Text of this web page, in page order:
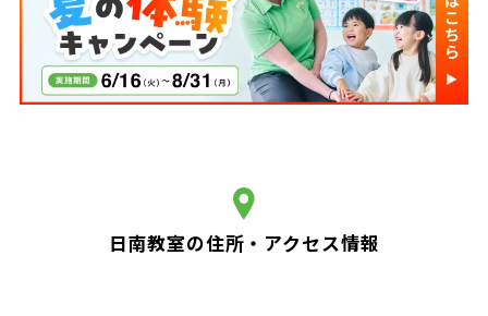
日南教室の住所・アクセス情報